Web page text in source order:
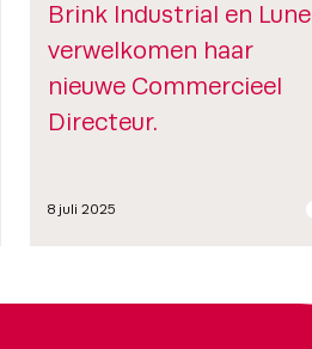
Brink Industrial en Lune
verwelkomen haar
nieuwe Commercieel
Directeur.
8 juli 2025